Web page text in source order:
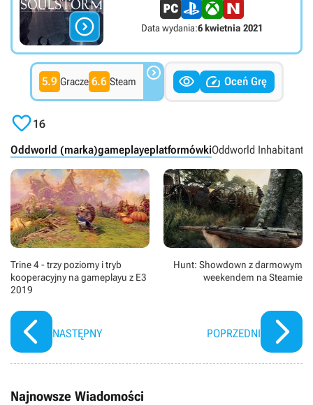
 Data wydania:6 kwietnia 2021
5.9 Gracze 6.6 Steam    Oceń Grę
16
Oddworld (marka)gameplayeplatformówkiOddworld Inhabitants
Trine 4 - trzy poziomy i tryb
kooperacyjny na gameplayu z E3
2019
NASTĘPNY
Hunt: Showdown z darmowym
weekendem na Steamie
POPRZEDNI
Najnowsze Wiadomości